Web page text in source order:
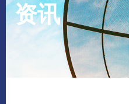
资讯